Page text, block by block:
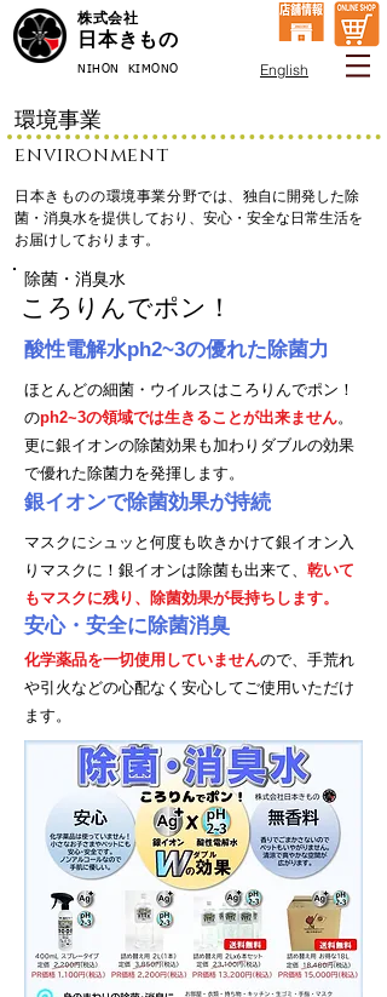
株式会社
日本きもの
NIHON KIMONO English
環境事業
environment
日本きものの環境事業分野では、独自に開発した除
菌・消臭水を提供しており、安心・安全な日常生活を
お届けしております。
​除菌・消臭水
​ころりんでポン！
​酸性電解水ph2~3の優れた除菌力
ほとんどの細菌・ウイルスはころりんでポン！
のph2~3​の領域では生きることが出来ません。
更に銀イオンの除菌効果も加わりダブルの効果
で優れた除菌力を発揮します。
​銀イオンで除菌効果が持続
​マスクにシュッと何度も吹きかけて銀イオン入
りマスクに！銀イオンは除菌も出来て、 乾いて
もマスクに残り、除菌効果が長持ちします。
​安心・安全に除菌消臭
化学薬品を一切使用していませんので、手荒れ
や引火などの心配なく安心してご使用いただけ
ます。